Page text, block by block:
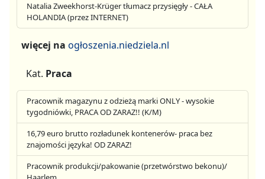
Natalia Zweekhorst-Krüger tłumacz przysięgły - CAŁA
HOLANDIA (przez INTERNET)
więcej na ogłoszenia.niedziela.nl
Kat. Praca
Pracownik magazynu z odzieżą marki ONLY - wysokie
tygodniówki, PRACA OD ZARAZ!! (K/M)
16,79 euro brutto rozładunek kontenerów- praca bez
znajomości języka! OD ZARAZ!
Pracownik produkcji/pakowanie (przetwórstwo bekonu)/